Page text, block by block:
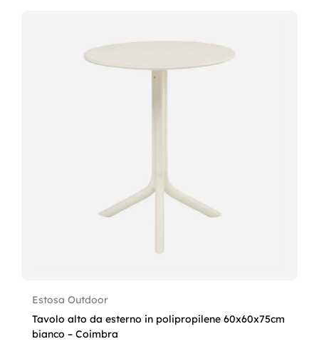
Estosa Outdoor
Tavolo alto da esterno in polipropilene 60x60x75cm
bianco – Coimbra